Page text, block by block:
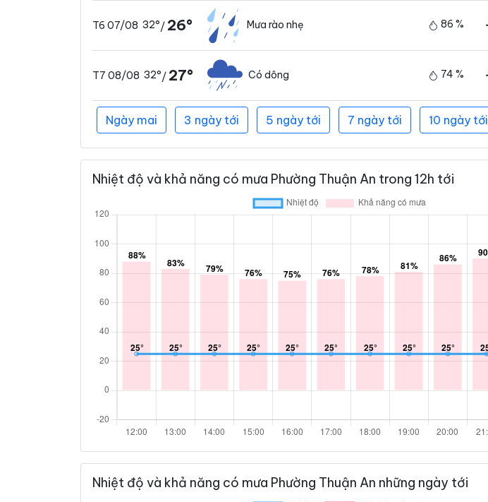
T6 07/08 32°/ 26° Mưa rào nhẹ 86 %
T7 08/08 32°/ 27° Có dông 74 %
Ngày mai 3 ngày tới 5 ngày tới 7 ngày tới 10 ngày tới
Nhiệt độ và khả năng có mưa Phường Thuận An trong 12h tới
Nhiệt độ và khả năng có mưa Phường Thuận An những ngày tới